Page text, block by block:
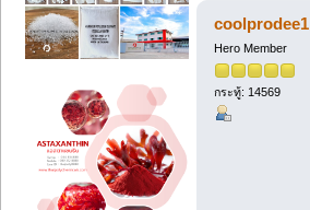
coolprodee1
Hero Member
กระทู้: 14569